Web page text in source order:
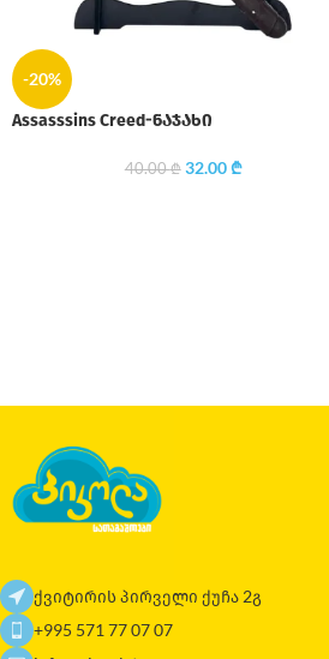
-20%
Assasssins Creed-ნაჯახი
40.00₾ 32.00₾
ქვიტირის პირველი ქუჩა 2გ
+995 571 77 07 07